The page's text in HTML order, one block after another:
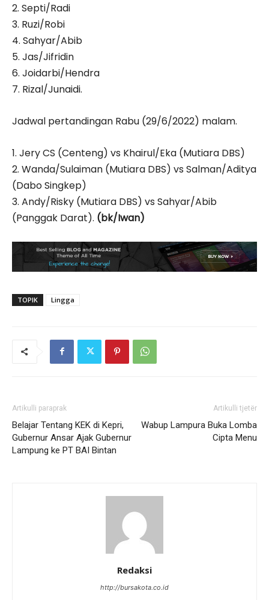
2. Septi/Radi
3. Ruzi/Robi
4. Sahyar/Abib
5. Jas/Jifridin
6. Joidarbi/Hendra
7. Rizal/Junaidi.
Jadwal pertandingan Rabu (29/6/2022) malam.
1. Jery CS (Centeng) vs Khairul/Eka (Mutiara DBS)
2. Wanda/Sulaiman (Mutiara DBS) vs Salman/Aditya
(Dabo Singkep)
3. Andy/Risky (Mutiara DBS) vs Sahyar/Abib
(Panggak Darat). (bk/Iwan)
TOPIK Lingga
Artikulli paraprak
Belajar Tentang KEK di Kepri,
Gubernur Ansar Ajak Gubernur
Lampung ke PT BAI Bintan
Artikulli tjetër
Wabup Lampura Buka Lomba
Cipta Menu
Redaksi
http://bursakota.co.id